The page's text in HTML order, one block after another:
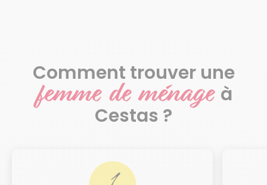
Comment trouver une
femme de ménage à
Cestas ?